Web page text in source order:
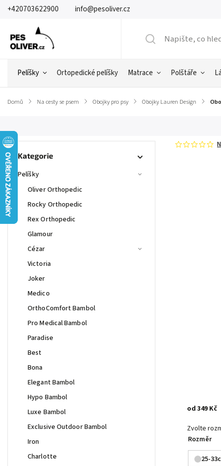
+420703622900 info@pesoliver.cz
Pelíšky Ortopedické pelíšky Matrace Polštáře
Domů / Na cesty se psem / Obojky pro psy / Obojky Lauren Design /
Kategorie
Pelíšky
Oliver Orthopedic
Rocky Orthopedic
Rex Orthopedic
Glamour
Cézar
Victoria
Joker
Medico
OrthoComfort Bambol
Pro Medical Bambol
Paradise
Best
Bona
Elegant Bambol
Hypo Bambol
Luxe Bambol
Exclusive Outdoor Bambol
Iron
Charlotte
od 349 Kč
Zvolte
Rozměr
25-